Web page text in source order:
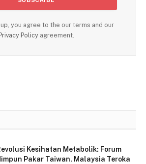
you agree to the our terms and our
Policyagreement.
Kesihatan Metabolik: Forum
Pakar Taiwan, Malaysia Teroka